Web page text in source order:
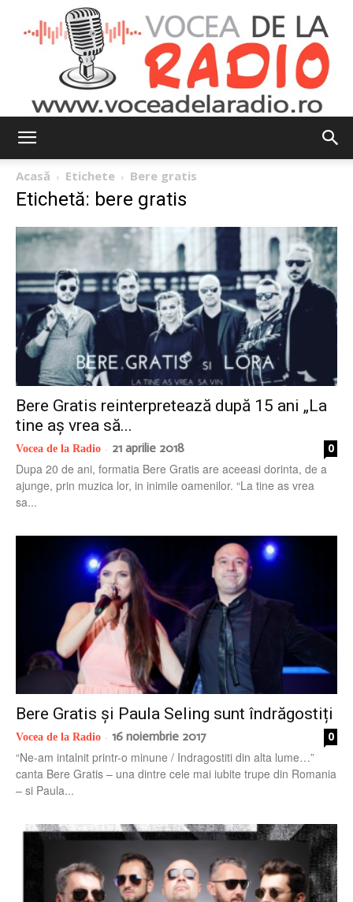
la
radio
Acasă Etichete Bere gratis
Etichetă: bere gratis
Bere Gratis reinterpretează după 15 ani „La
tine aș vrea să...
Vocea de la Radio - 21 aprilie 2018 0
Dupa 20 de ani, formatia Bere Gratis are aceeasi dorinta, de a
ajunge, prin muzica lor, in inimile oamenilor. “La tine as vrea
sa...
Bere Gratis și Paula Seling sunt îndrăgostiți
Vocea de la Radio - 16 noiembrie 2017 0
“Ne-am intalnit printr-o minune / Indragostiti din alta lume…”
canta Bere Gratis – una dintre cele mai iubite trupe din Romania
– si Paula...